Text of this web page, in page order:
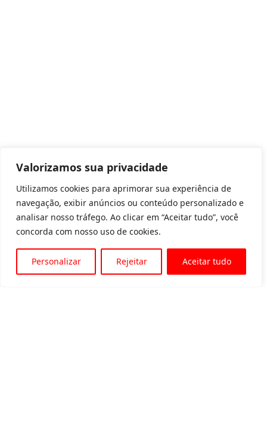
Valorizamos sua privacidade
Utilizamos cookies para aprimorar sua experiência de
navegação, exibir anúncios ou conteúdo personalizado e
analisar nosso tráfego. Ao clicar em “Aceitar tudo”, você
concorda com nosso uso de cookies.
Personalizar Rejeitar Aceitar tudo